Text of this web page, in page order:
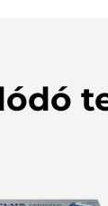
okozhat.